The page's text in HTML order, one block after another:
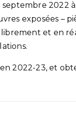
2022
exposées –
librement et en
2022-23, et